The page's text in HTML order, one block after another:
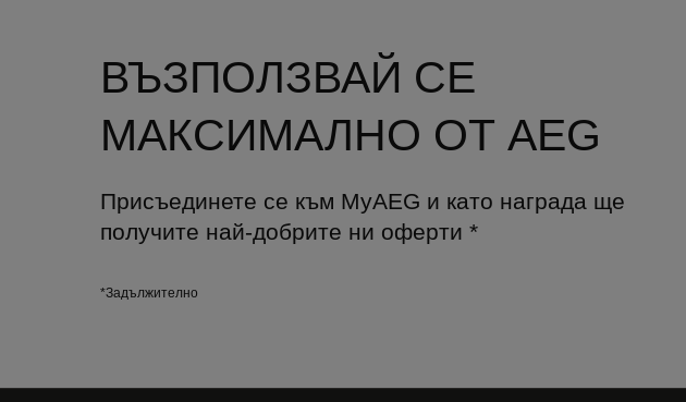
ВЪЗПОЛЗВАЙ СЕ
МАКСИМАЛНО ОТ AEG
Присъединете се към MyAEG и като награда ще
получите най-добрите ни оферти *
*Задължително